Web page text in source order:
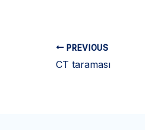
PREVIOUS
CT taraması